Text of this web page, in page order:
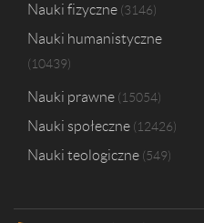
Nauki fizyczne 3146
Nauki humanistyczne
10439
Nauki prawne 15054
Nauki społeczne 12426
Nauki teologiczne 549